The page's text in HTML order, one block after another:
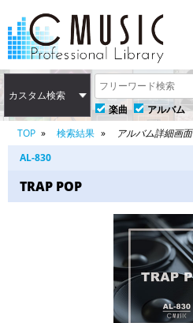
カスタム検索
楽曲
アルバム
TOP
検索結果
アルバム詳細画面
AL-830
TRAP POP